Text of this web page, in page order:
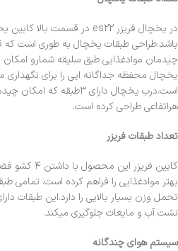
در یخچال فریزر es22
باشد.طراحی طبقات یخچال به طوری است که
چیدمان موادغذایی طبق سلیقه شمارو
یخچال محفظه جداگانه ایی را برای نگهداری
است.درب یخچال دارای
هراتفاعی طراحی کرده است.
تعداد طبقات فریزر
کابین فریزر
بهتر موادغذایی را فراهم کرده است. تمامی
تحمل وزن بسیار بالایی را دارد.این طبقات
نشت آب و مایعات جلوگیری میکند.
سیستم هوای چندگانه